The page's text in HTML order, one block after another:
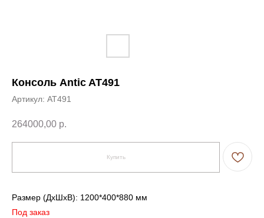
Консоль Antic AT491
Артикул: AT491
264000,00 р.
Купить
Размер (ДxШxВ): 1200*400*880 мм
Под заказ